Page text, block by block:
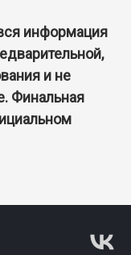
информация
и не
Финальная